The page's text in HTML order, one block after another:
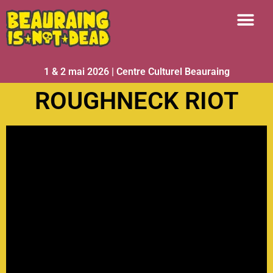
1 & 2 mai 2026 | Centre Culturel Beauraing
ROUGHNECK RIOT